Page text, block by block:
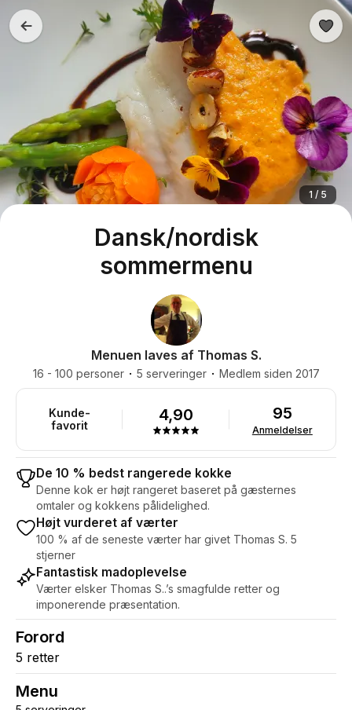
Dansk/nordisk
sommermenu
1 / 5
Menuen laves af Thomas S.
16 - 100 personer 5 serveringer Medlem siden 2017
Kunde-
favorit
4,90 95
Anmeldelser
De 10 % bedst rangerede kokke
Denne kok er højt rangeret baseret på gæsternes
omtaler og kokkens pålidelighed.
Højt vurderet af værter
100 % af de seneste værter har givet Thomas S. 5
stjerner
Fantastisk madoplevelse
Værter elsker Thomas S..’s smagfulde retter og
imponerende præsentation.
Forord
5 retter
Menu